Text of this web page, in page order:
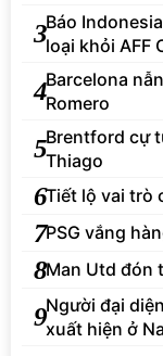
3Báo
loại khỏi AFF
4Barcelona
Romero
5Brentford cự
Thiago
6Tiết lộ vai trò
7PSG vắng
8Man Utd đón
9Người đại
xuất hiện ở